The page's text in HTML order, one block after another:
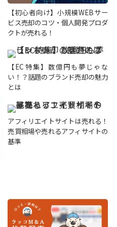
【初心者向け】小規模WEBサー
ビス売却のコツ・個人開発プロダ
クトが売れる！
【EC特集】数億円も夢じゃな
い！？話題のブランド売却の魅力
とは
アフィリエイトサイトは売れる！
売買相場や売れるアフィサイトの
基準